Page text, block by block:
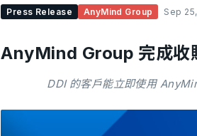
Press Release AnyMind Group Sep
AnyMind Group 完成收
DDI 的客戶能立即使用